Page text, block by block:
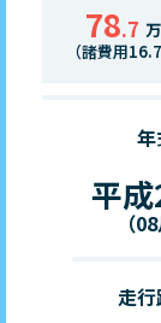
78.7
（諸費用
年
平
（
走